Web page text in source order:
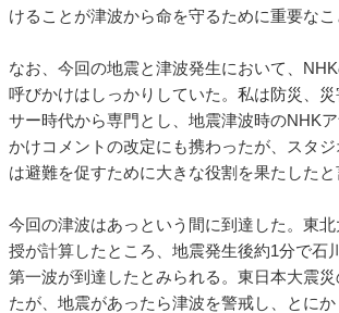
けることが津波から命を守るために重要なこ
なお、今回の地震と津波発生において、
呼びかけはしっかりしていた。私は防災、
サー時代から専門とし、地震津波時のNHK
かけコメントの改定にも携わったが、スタ
は避難を促すために大きな役割を果たしたと
今回の津波はあっという間に到達した。東
授が計算したところ、地震発生後約1分で石
第一波が到達したとみられる。東日本大震
たが、地震があったら津波を警戒し、とに